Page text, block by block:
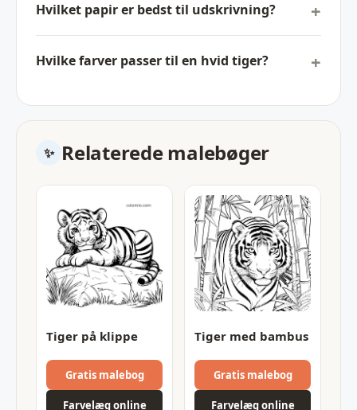
Hvilket papir er bedst til udskrivning?
Hvilke farver passer til en hvid tiger?
Relaterede malebøger
Tiger på klippe
Gratis malebog
Farvelæg online
Tiger med bambus
Gratis malebog
Farvelæg online